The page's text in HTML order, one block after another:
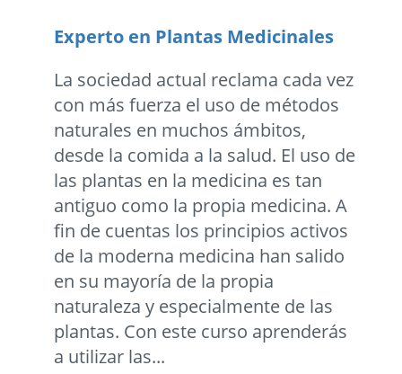
Experto en Plantas Medicinales
La sociedad actual reclama cada vez
con más fuerza el uso de métodos
naturales en muchos ámbitos,
desde la comida a la salud. El uso de
las plantas en la medicina es tan
antiguo como la propia medicina. A
fin de cuentas los principios activos
de la moderna medicina han salido
en su mayoría de la propia
naturaleza y especialmente de las
plantas. Con este curso aprenderás
a utilizar las...